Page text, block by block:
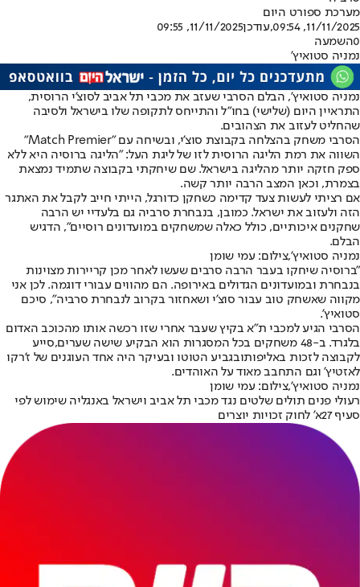
מערכת ספורט היום
11/11/2025, 09:54
,עודכן11/11/2025, 09:55
0השמעה
נמניה סטואיץ'
נמניה סטואיץ', הבלם הסרבי שעזב את מכבי תל אביב לסוצ'י הרוסית,
התראיין היום (שלישי) בחו"ל והתייחס לתקופה שלו בישראל ולסיבה
שהחליט לעזוב את הצהובים.
הסרבי משחק בהצלחה בקבוצת סוצ'י, ובשיחה עם "Match Premier"
השווה את רמת הליגה הרוסית לזו של ליגת העל: "הליגה ברוסיה היא ללא
ספק חזקה יותר מהליגה בישראל. שם שיחקתי בקבוצה שתמיד נמצאת
בצמרת, וכאן המצב הרבה יותר קשה.
אם רציתי לעשות צעד קדימה כשחקן כדורגל, הייתי חייב לקבל את האתגר
הזה ולעזוב את ישראל. כמובן, בנבחרת סרביה גם בלעדיי יש הרבה
שחקנים איכותיים, כולל כאלה שמשחקים במועדונים רוסיים", הדגיש
הבלם.
נמניה סטואיץ',צילום: עמי שומן
"ברוסיה שיחקו בעבר הרבה סרבים שעשו לאחר מכן קריירות מצוינות
בנבחרת ובמועדונים הגדולים באירופה. הם מהווים עבורי דוגמה. לכן אני
מקווה שאשחק טוב עבור סוצ'י ושאחזור בקרוב לנבחרת סרביה", סיכם
סטואיץ'.
הסרבי הגיע למכבי ת"א בקיץ שעבר אחרי שזו רכשה אותו מהכוכב האדום
בלגרד. ב-48 משחקים בכל המסגרות הוא הבקיע שישה שערים,
סייע
לקבוצה לזכות באליפותובגביע הטוטו ובעיקר היה אחד העוגנים של ז'רקו
לאזטיץ' וגם התחבב מאוד על האוהדים.
נמניה סטואיץ',צילום: עמי שומן
רעולי פנים תולים שלטים נגד מכבי תל אביב וישראל באנגליה שימוש לפי
סעיף 27א' לחוק זכויות יוצרים